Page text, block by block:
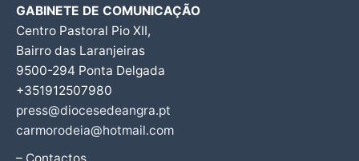
GABINETE DE COMUNICAÇÃO
Centro Pastoral Pio XII,
Bairro das Laranjeiras
9500-294 Ponta Delgada
+351912507980
press@diocesedeangra.pt
carmorodeia@hotmail.com
– Contactos